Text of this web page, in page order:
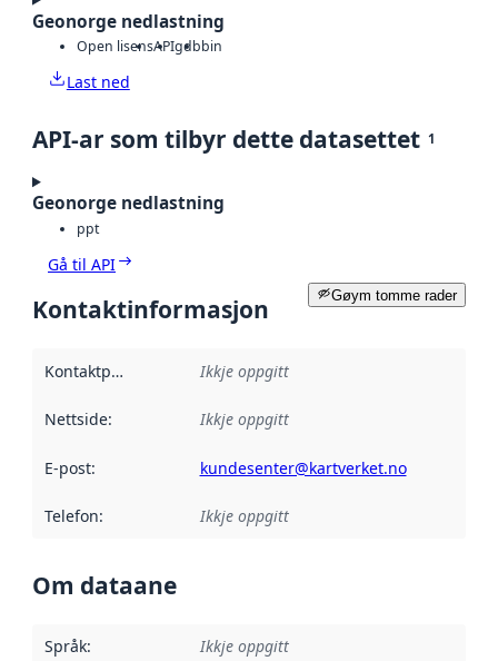
Geonorge nedlastning
Open lisensAPIgdbbin
Last ned
API-ar som tilbyr dette datasettet 1
Geonorge nedlastning
ppt
Gå til API
Gøym tomme rader
Kontaktinformasjon
Kontaktpunkt Ikkje oppgitt
Nettside: Ikkje oppgitt
E-post: kundesenter@kartverket.no
Telefon: Ikkje oppgitt
Om dataane
Språk: Ikkje oppgitt